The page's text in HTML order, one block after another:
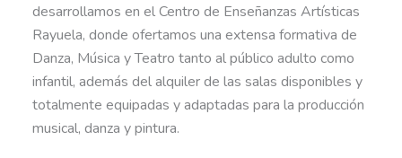
desarrollamos en el Centro de Enseñanzas Artísticas
Rayuela, donde ofertamos una extensa formativa de
Danza, Música y Teatro tanto al público adulto como
infantil, además del alquiler de las salas disponibles y
totalmente equipadas y adaptadas para la producción
musical, danza y pintura.